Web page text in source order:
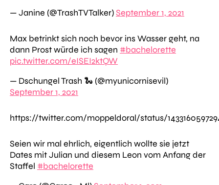
— Janine (@TrashTVTalker)September 1, 2021
Max betrinkt sich noch bevor ins Wasser geht, na
dann Prost würde ich sagen #bachelorette
pic.twitter.com/eISEI2ktQW
— Dschungel Trash 🐍 (@myunicornisevil)
September 1, 2021
https://twitter.com/moppeldoral/status/
Seien wir mal ehrlich, eigentlich wollte sie jetzt
Dates mit Julian und diesem Leon vom Anfang der
Staffel #bachelorette